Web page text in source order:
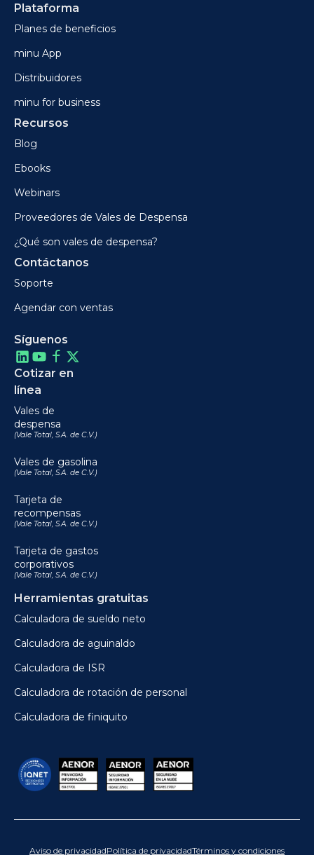
Plataforma
Planes de beneficios
minu App
Distribuidores
minu for business
Recursos
Blog
Ebooks
Webinars
Proveedores de Vales de Despensa
¿Qué son vales de despensa?
Contáctanos
Soporte
Agendar con ventas
Síguenos
Cotizar en
línea
Vales de
despensa
(Vale Total, S.A. de C.V.)
Vales de gasolina
(Vale Total, S.A. de C.V.)
Tarjeta de
recompensas
(Vale Total, S.A. de C.V.)
Tarjeta de gastos
corporativos
(Vale Total, S.A. de C.V.)
Herramientas gratuitas
Calculadora de sueldo neto
Calculadora de aguinaldo
Calculadora de ISR
Calculadora de rotación de personal
Calculadora de finiquito
Aviso de privacidadPolítica de privacidadTérminos y condiciones